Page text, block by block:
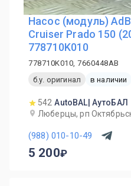
Насос (модуль)
Cruiser Prado 150
778710K010
778710K010, 7660448AB
б.у. оригинал
в наличии
542 AutoBAL| АутоБАЛ
Люберцы, рп
(988) 010-10-49
5 200